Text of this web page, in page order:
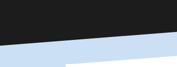
Hommage
Informationsbriefe